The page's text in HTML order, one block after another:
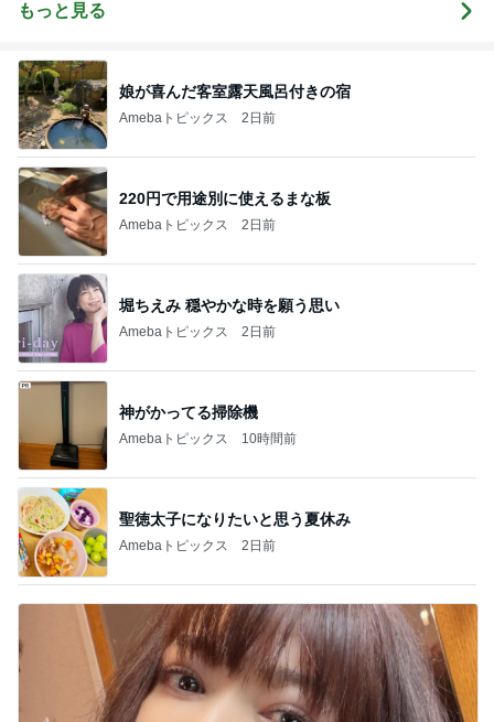
もっと見る
娘が喜んだ客室露天風呂付きの宿
Amebaトピックス 2日前
220円で用途別に使えるまな板
Amebaトピックス 2日前
堀ちえみ 穏やかな時を願う思い
Amebaトピックス 2日前
神がかってる掃除機
Amebaトピックス 10時間前
聖徳太子になりたいと思う夏休み
Amebaトピックス 2日前